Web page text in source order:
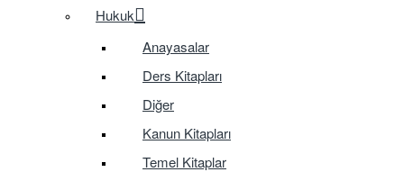
Hukuk
Anayasalar
Ders Kitapları
Diğer
Kanun Kitapları
Temel Kitaplar